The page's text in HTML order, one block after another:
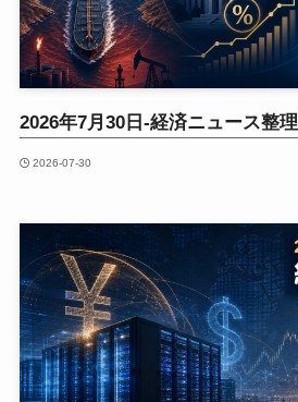
2026年7月30日-経済ニュース整理
2026-07-30